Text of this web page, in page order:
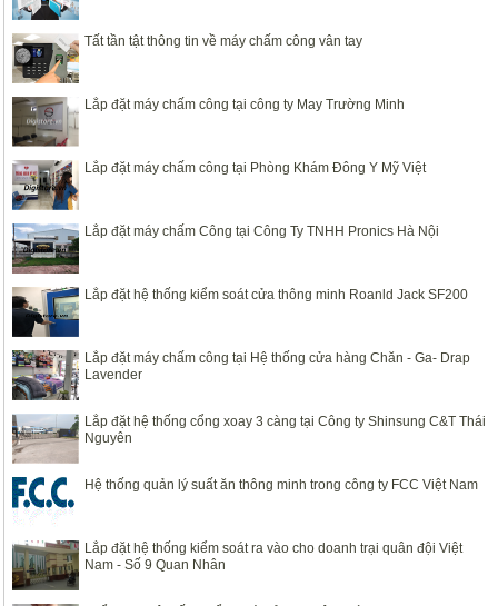
Tất tần tật thông tin về máy chấm công vân tay
Lắp đặt máy chấm công tại công ty May Trường Minh
Lắp đặt máy chấm công tại Phòng Khám Đông Y Mỹ Việt
Lắp đặt máy chấm Công tại Công Ty TNHH Pronics Hà Nội
Lắp đặt hệ thống kiểm soát cửa thông minh Roanld Jack SF200
Lắp đặt máy chấm công tại Hệ thống cửa hàng Chăn - Ga- Drap
Lavender
Lắp đặt hệ thống cổng xoay 3 càng tại Công ty Shinsung C&T Thái
Nguyên
Hệ thống quản lý suất ăn thông minh trong công ty FCC Việt Nam
Lắp đặt hệ thống kiểm soát ra vào cho doanh trại quân đội Việt
Nam - Số 9 Quan Nhân